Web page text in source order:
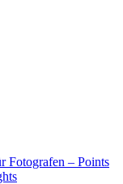
Fotografen – Points